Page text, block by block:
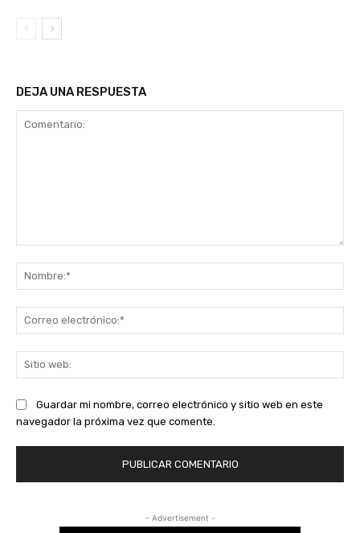
DEJA UNA RESPUESTA
Guardar mi nombre, correo electrónico y sitio web en este
navegador la próxima vez que comente.
- Advertisement -